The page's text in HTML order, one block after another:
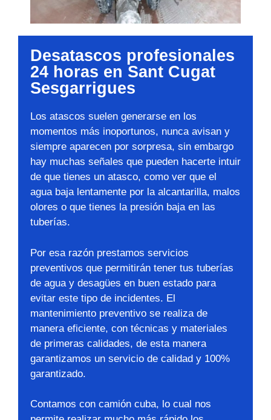
Desatascos profesionales
24 horas en Sant Cugat
Sesgarrigues
Los atascos suelen generarse en los
momentos más inoportunos, nunca avisan y
siempre aparecen por sorpresa, sin embargo
hay muchas señales que pueden hacerte intuir
de que tienes un atasco, como ver que el
agua baja lentamente por la alcantarilla, malos
olores o que tienes la presión baja en las
tuberías.
Por esa razón prestamos servicios
preventivos que permitirán tener tus tuberías
de agua y desagües en buen estado para
evitar este tipo de incidentes. El
mantenimiento preventivo se realiza de
manera eficiente, con técnicas y materiales
de primeras calidades, de esta manera
garantizamos un servicio de calidad y 100%
garantizado.
Contamos con camión cuba, lo cual nos